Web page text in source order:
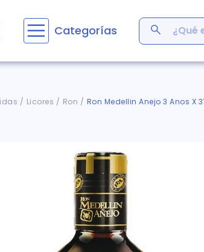
Categorías
¿Qué estás
Licores Ron Ron Medellin Anejo 3 Anos X
2 .
acerumen
6.
cyclofem
7.
pañales
8.
acetaminofén
9.
wegovy
10. enterogermina